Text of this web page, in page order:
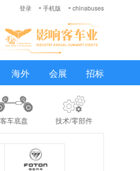
登录 手机版 chinabuses
海外 会展 招标
客车底盘 技术/零部件